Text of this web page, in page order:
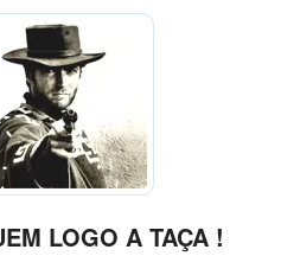
LOGO A TAÇA !